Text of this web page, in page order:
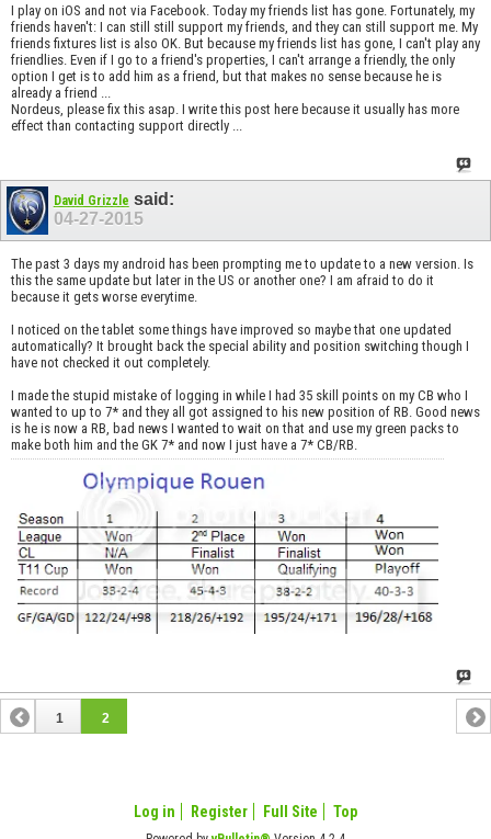
I play on iOS and not via Facebook. Today my friends list has gone. Fortunately, my
friends haven't: I can still still support my friends, and they can still support me. My
friends fixtures list is also OK. But because my friends list has gone, I can't play any
friendlies. Even if I go to a friend's properties, I can't arrange a friendly, the only
option I get is to add him as a friend, but that makes no sense because he is
already a friend ...
Nordeus, please fix this asap. I write this post here because it usually has more
effect than contacting support directly ...
David Grizzle said:
04-27-2015
The past 3 days my android has been prompting me to update to a new version. Is
this the same update but later in the US or another one? I am afraid to do it
because it gets worse everytime.
I noticed on the tablet some things have improved so maybe that one updated
automatically? It brought back the special ability and position switching though I
have not checked it out completely.
I made the stupid mistake of logging in while I had 35 skill points on my CB who I
wanted to up to 7* and they all got assigned to his new position of RB. Good news
is he is now a RB, bad news I wanted to wait on that and use my green packs to
make both him and the GK 7* and now I just have a 7* CB/RB.
1 2
Log in Register Full Site Top